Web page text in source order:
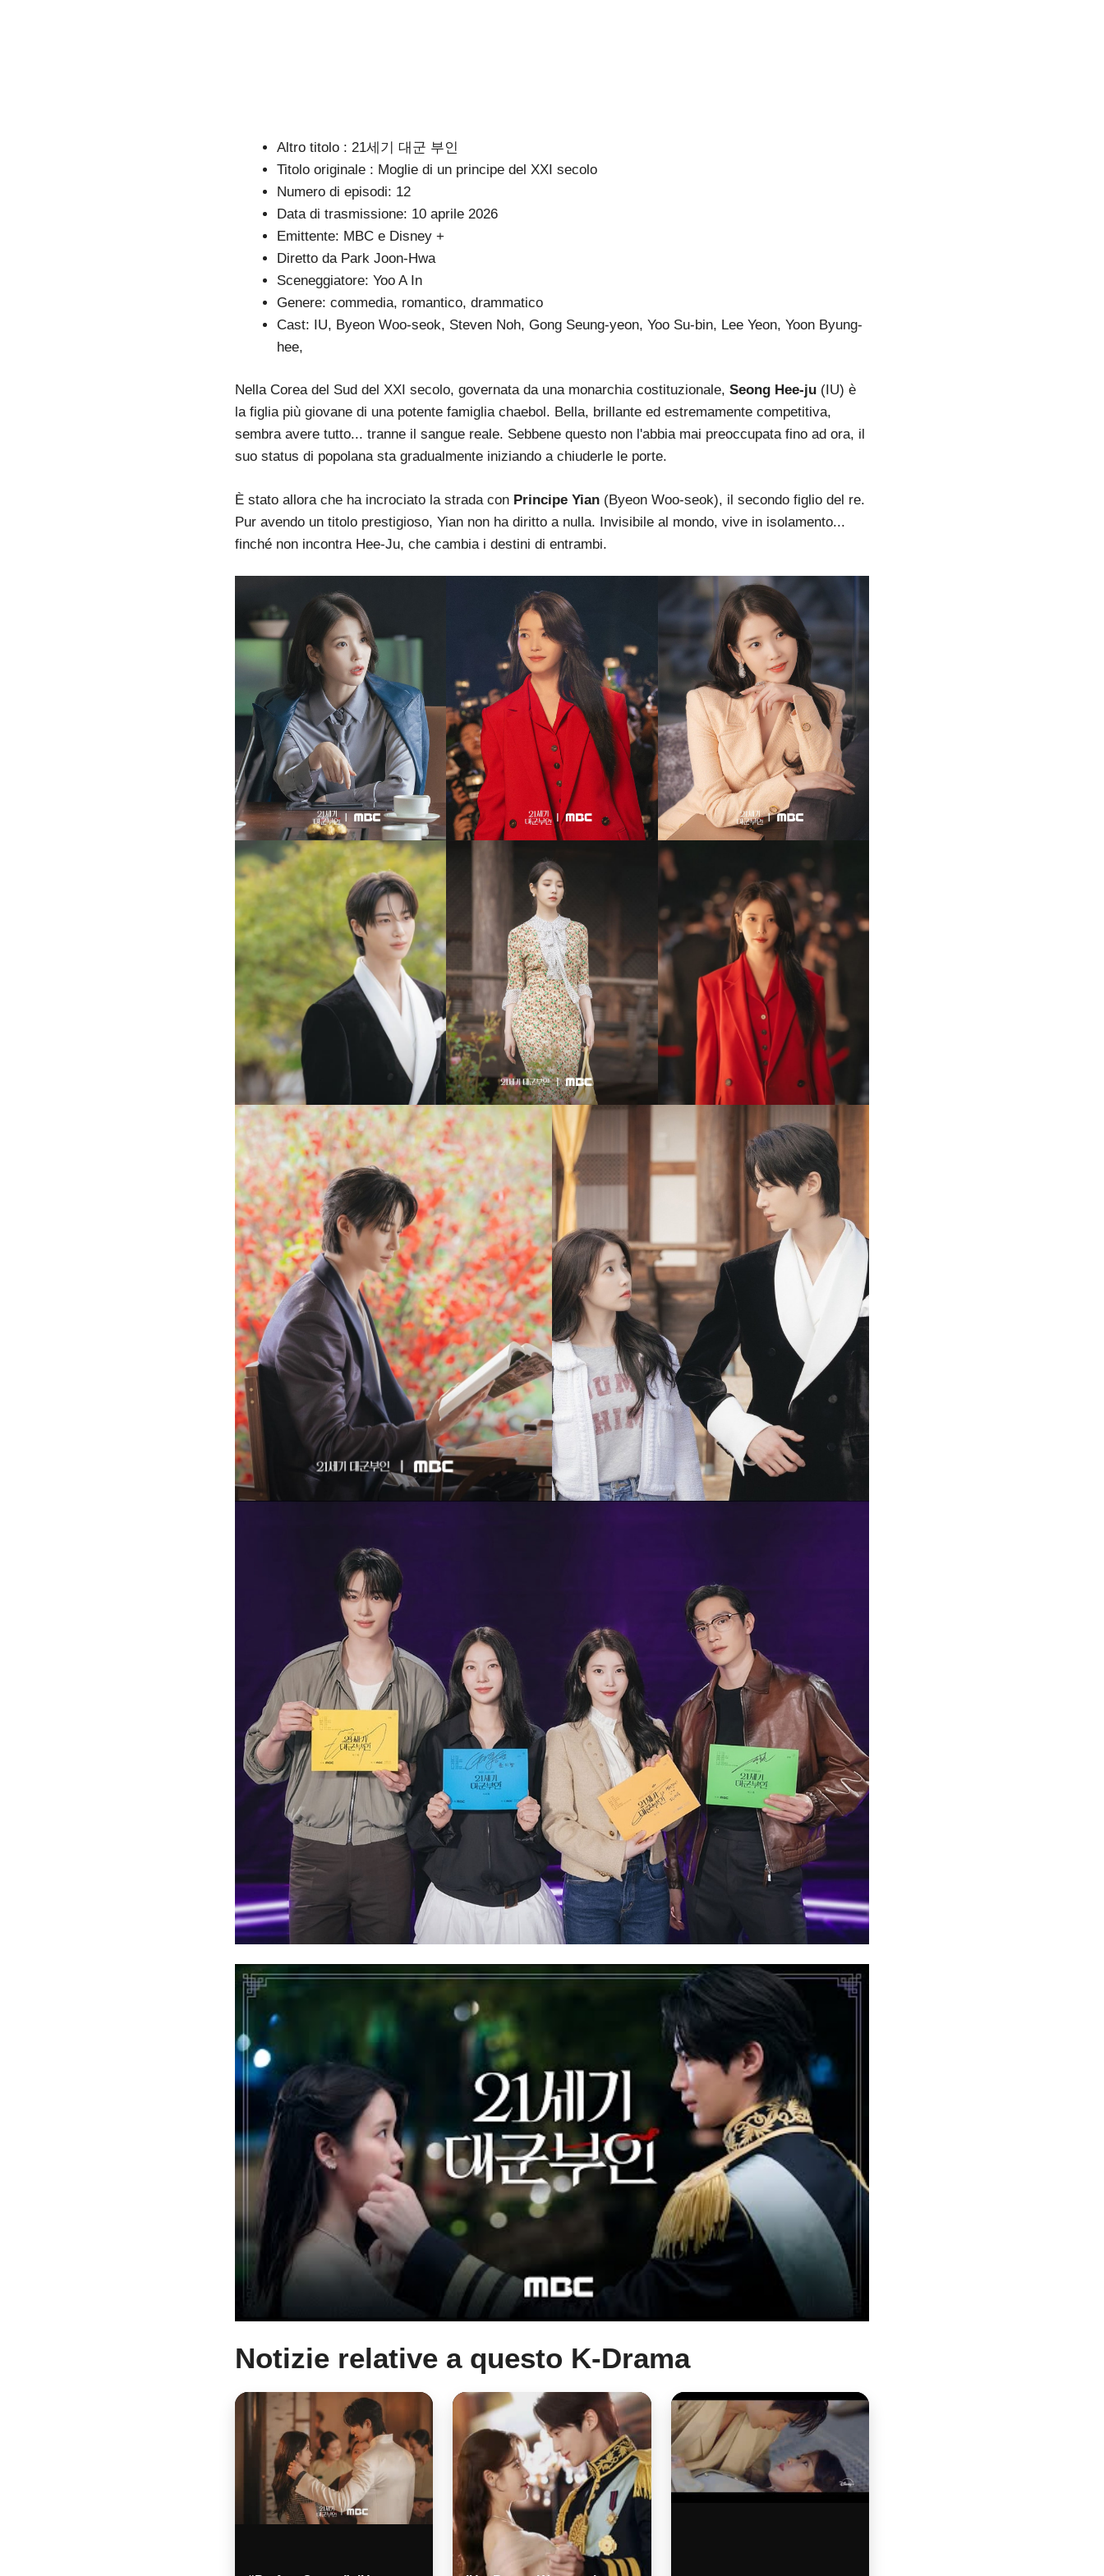
Altro titolo : 21세기 대군 부인
Titolo originale : Moglie di un principe del XXI secolo
Numero di episodi: 12
Data di trasmissione: 10 aprile 2026
Emittente: MBC e Disney +
Diretto da Park Joon-Hwa
Sceneggiatore: Yoo A In
Genere: commedia, romantico, drammatico
Cast: IU, Byeon Woo-seok, Steven Noh, Gong Seung-yeon, Yoo Su-bin, Lee Yeon, Yoon Byung-
hee,
Nella Corea del Sud del XXI secolo, governata da una monarchia costituzionale, Seong Hee-ju (IU) è
la figlia più giovane di una potente famiglia chaebol. Bella, brillante ed estremamente competitiva,
sembra avere tutto... tranne il sangue reale. Sebbene questo non l'abbia mai preoccupata fino ad ora, il
suo status di popolana sta gradualmente iniziando a chiuderle le porte.
È stato allora che ha incrociato la strada con Principe Yian (Byeon Woo-seok), il secondo figlio del re.
Pur avendo un titolo prestigioso, Yian non ha diritto a nulla. Invisibile al mondo, vive in isolamento...
finché non incontra Hee-Ju, che cambia i destini di entrambi.
Notizie relative a questo K-Drama